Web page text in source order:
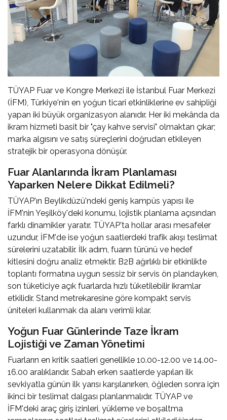
TÜYAP Fuar ve Kongre Merkezi ile İstanbul Fuar Merkezi
(İFM), Türkiye'nin en yoğun ticari etkinliklerine ev sahipliği
yapan iki büyük organizasyon alanıdır. Her iki mekânda da
ikram hizmeti basit bir "çay kahve servisi" olmaktan çıkar;
marka algısını ve satış süreçlerini doğrudan etkileyen
stratejik bir operasyona dönüşür.
Fuar Alanlarında İkram Planlaması
Yaparken Nelere Dikkat Edilmeli?
TÜYAP'ın Beylikdüzü'ndeki geniş kampüs yapısı ile
İFM'nin Yeşilköy'deki konumu, lojistik planlama açısından
farklı dinamikler yaratır. TÜYAP'ta hollar arası mesafeler
uzundur, İFM'de ise yoğun saatlerdeki trafik akışı teslimat
sürelerini uzatabilir. İlk adım, fuarın türünü ve hedef
kitlesini doğru analiz etmektir. B2B ağırlıklı bir etkinlikte
toplantı formatına uygun sessiz bir servis ön plandayken,
son tüketiciye açık fuarlarda hızlı tüketilebilir ikramlar
etkilidir. Stand metrekaresine göre kompakt servis
üniteleri kullanmak da alanı verimli kılar.
Yoğun Fuar Günlerinde Taze İkram
Lojistiği ve Zaman Yönetimi
Fuarların en kritik saatleri genellikle 10.00-12.00 ve 14.00-
16.00 aralıklarıdır. Sabah erken saatlerde yapılan ilk
sevkiyatla günün ilk yarısı karşılanırken, öğleden sonra için
ikinci bir teslimat dalgası planlanmalıdır. TÜYAP ve
İFM'deki araç giriş izinleri, yükleme ve boşaltma